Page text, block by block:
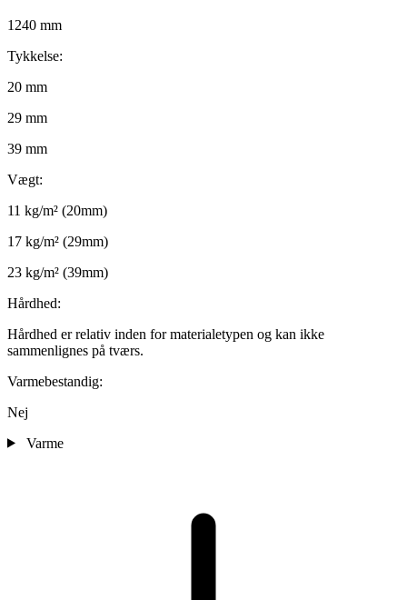
1240 mm
Tykkelse:
20 mm
29 mm
39 mm
Vægt:
11 kg/m² (20mm)
17 kg/m² (29mm)
23 kg/m² (39mm)
Hårdhed:
Hårdhed er relativ inden for materialetypen og kan ikke
sammenlignes på tværs.
Varmebestandig:
Nej
Varme